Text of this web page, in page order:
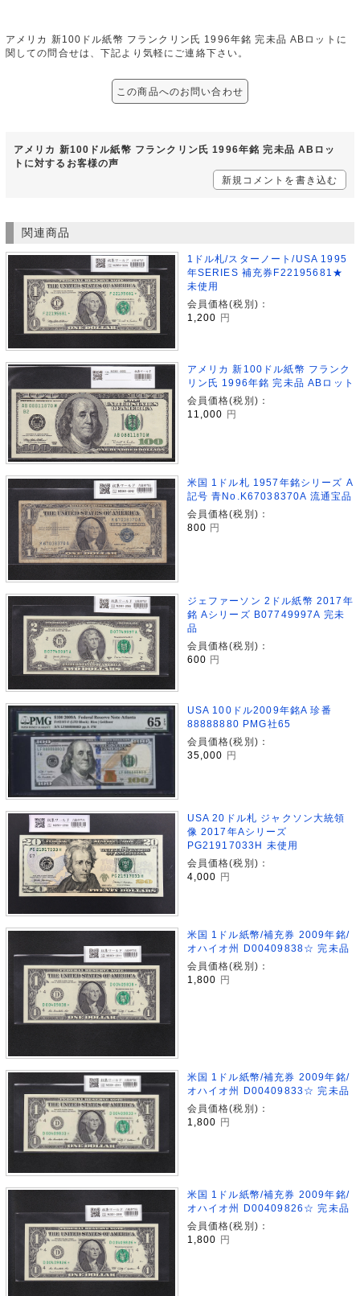
アメリカ 新100ドル紙幣 フランクリン氏 1996年銘 完未品 ABロットに
関しての問合せは、下記より気軽にご連絡下さい。
この商品へのお問い合わせ
アメリカ 新100ドル紙幣 フランクリン氏 1996年銘 完未品 ABロッ
トに対するお客様の声
新規コメントを書き込む
関連商品
1ドル札/スターノート/USA 1995
年SERIES 補充券F22195681★
未使用
会員価格(税別)：
1,200
円
アメリカ 新100ドル紙幣 フランク
リン氏 1996年銘 完未品 ABロット
会員価格(税別)：
11,000
円
米国 1ドル札 1957年銘シリーズ A
記号 青No.K67038370A 流通宝品
会員価格(税別)：
800 円
ジェファーソン 2ドル紙幣 2017年
銘 Aシリーズ B07749997A 完未
品
会員価格(税別)：
600 円
USA 100ドル2009年銘A 珍番
88888880 PMG社65
会員価格(税別)：
35,000 円
USA 20ドル札 ジャクソン大統領
像 2017年Aシリーズ
PG21917033H 未使用
会員価格(税別)：
4,000
円
米国 1ドル紙幣/補充券 2009年銘/
オハイオ州 D00409838☆ 完未品
会員価格(税別)：
1,800
円
米国 1ドル紙幣/補充券 2009年銘/
オハイオ州 D00409833☆ 完未品
会員価格(税別)：
1,800
円
米国 1ドル紙幣/補充券 2009年銘/
オハイオ州 D00409826☆ 完未品
会員価格(税別)：
1,800 円